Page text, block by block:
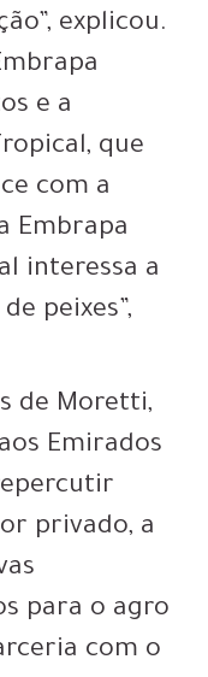
explicou.
e a
que
com a
Embrapa
interessa a
peixes”,
de Moretti,
Emirados
privado, a
para o agro
com o